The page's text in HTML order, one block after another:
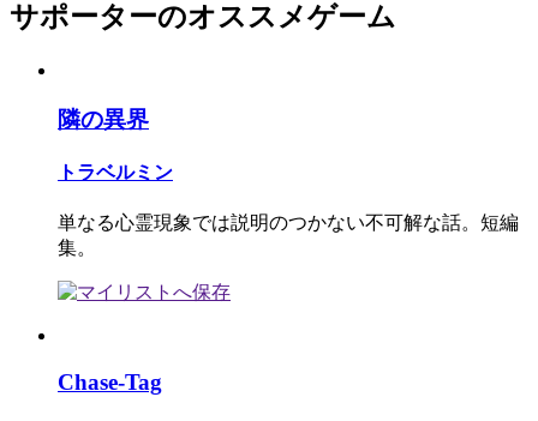
サポーターのオススメゲーム
隣の異界
トラベルミン
単なる心霊現象では説明のつかない不可解な話。短編
集。
Chase-Tag